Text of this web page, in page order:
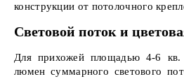
конструкции от потолочного
Световой поток и
Для прихожей площадью 4-6 кв.
люмен суммарного светового